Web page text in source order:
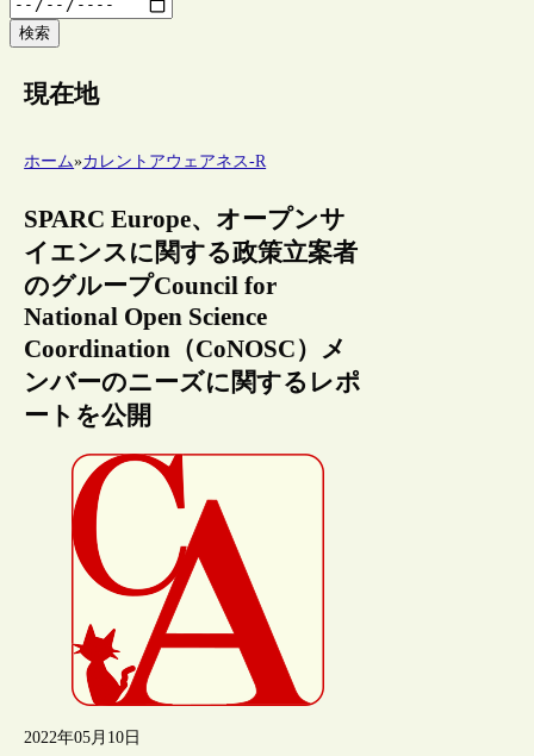
検索
現在地
ホーム»カレントアウェアネス-R
SPARC Europe、オープンサ
イエンスに関する政策立案者
のグループCouncil for
National Open Science
Coordination（CoNOSC）メ
ンバーのニーズに関するレポ
ートを公開
2022年05月10日